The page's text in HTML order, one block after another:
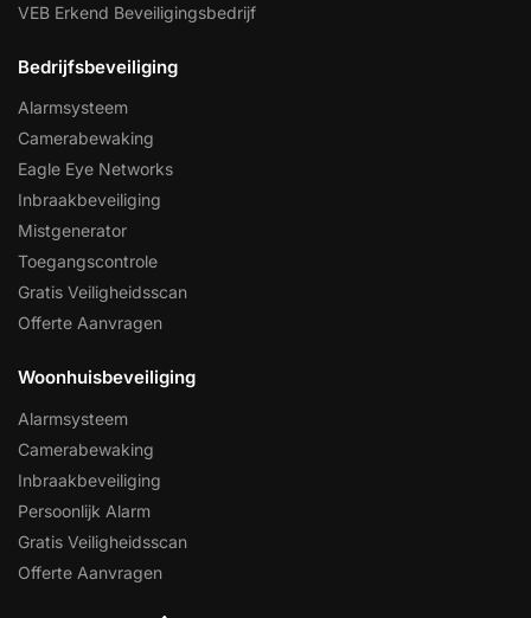
VEB Erkend Beveiligingsbedrijf
Bedrijfsbeveiliging
Alarmsysteem
Camerabewaking
Eagle Eye Networks
Inbraakbeveiliging
Mistgenerator
Toegangscontrole
Gratis Veiligheidsscan
Offerte Aanvragen
Woonhuisbeveiliging
Alarmsysteem
Camerabewaking
Inbraakbeveiliging
Persoonlijk Alarm
Gratis Veiligheidsscan
Offerte Aanvragen